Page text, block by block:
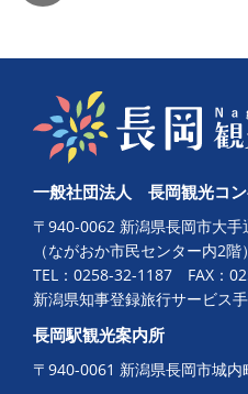
一般社団法人 長岡観光コ
〒940-0062 新潟県長岡市大手
（ながおか市民センター内2階）
TEL： 0258-32-1187 FAX：
新潟県知事登録旅行サービス
長岡駅観光案内所
〒940-0061 新潟県長岡市城